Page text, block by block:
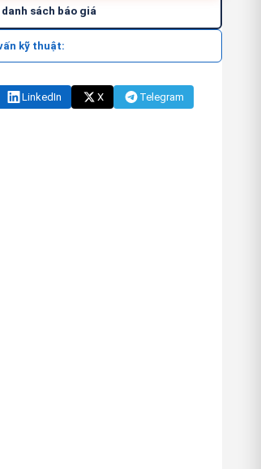
sách báo giá
kỹ thuật:
LinkedIn X Telegram